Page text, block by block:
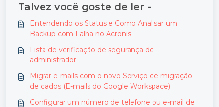
Talvez você goste de ler -
Entendendo os Status e Como Analisar um
Backup com Falha no Acronis
Lista de verificação de segurança do
administrador
Migrar e-mails com o novo Serviço de migração
de dados (E-mails do Google Workspace)
Configurar um número de telefone ou e-mail de